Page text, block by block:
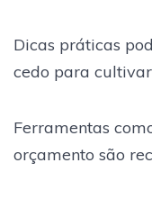
Dicas práticas
cedo para
Ferramentas
orçamento são